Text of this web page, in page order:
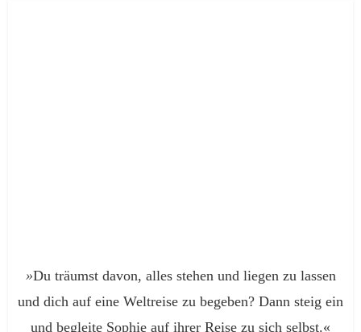
»Du träumst davon, alles stehen und liegen zu lassen
und dich auf eine Weltreise zu begeben? Dann steig ein
und begleite Sophie auf ihrer Reise zu sich selbst.«